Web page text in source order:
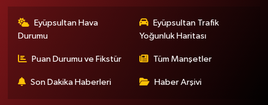
Eyüpsultan Hava
Durumu
Eyüpsultan Trafik
Yoğunluk Haritası
Puan Durumu ve Fikstür Tüm Manşetler
Son Dakika Haberleri Haber Arşivi